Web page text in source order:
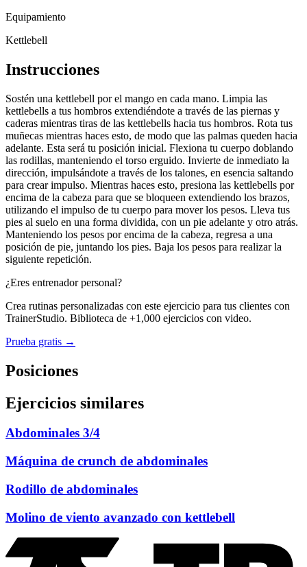
Equipamiento
Kettlebell
Instrucciones
Sostén una kettlebell por el mango en cada mano. Limpia las
kettlebells a tus hombros extendiéndote a través de las piernas y
caderas mientras tiras de las kettlebells hacia tus hombros. Rota tus
muñecas mientras haces esto, de modo que las palmas queden hacia
adelante. Esta será tu posición inicial. Flexiona tu cuerpo doblando
las rodillas, manteniendo el torso erguido. Invierte de inmediato la
dirección, impulsándote a través de los talones, en esencia saltando
para crear impulso. Mientras haces esto, presiona las kettlebells por
encima de la cabeza para que se bloqueen extendiendo los brazos,
utilizando el impulso de tu cuerpo para mover los pesos. Lleva tus
pies al suelo en una forma dividida, con un pie adelante y otro atrás.
Manteniendo los pesos por encima de la cabeza, regresa a una
posición de pie, juntando los pies. Baja los pesos para realizar la
siguiente repetición.
¿Eres entrenador personal?
Crea rutinas personalizadas con este ejercicio para tus clientes con
TrainerStudio. Biblioteca de +1,000 ejercicios con video.
Prueba gratis →
Posiciones
Ejercicios similares
Abdominales 3/4
Máquina de crunch de abdominales
Rodillo de abdominales
Molino de viento avanzado con kettlebell